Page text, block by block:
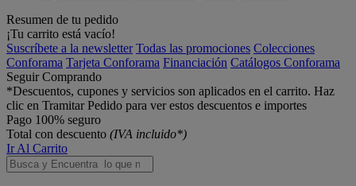
Resumen de tu pedido
¡Tu carrito está vacío!
Suscríbete a la newsletter Todas las promociones Colecciones
Conforama Tarjeta Conforama Financiación Catálogos Conforama
Seguir Comprando
*Descuentos, cupones y servicios son aplicados en el carrito. Haz
clic en Tramitar Pedido para ver estos descuentos e importes
Pago 100% seguro
Total con descuento (IVA incluido*)
Ir Al Carrito